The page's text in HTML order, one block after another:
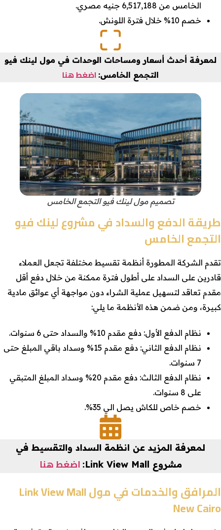
الخامس من 6,517,188 جنيه مصري.
خصم 10% خلال فترة اللونش.
لمعرفة أحدث أسعار ومساحات الوحدات في مول لينك فيو
التجمع الخامس: اضغط هنا
تصميم مول لينك فيو التجمع الخامس
طريقة الدفع والسداد في مشروع لينك فيو
التجمع الخامس
تقدم الشركة المطورة أنظمة تقسيط مختلفة تجعل العملاء
قادرين على السداد على أطول فترة ممكنة من خلال دفع أقل
مقدم تعاقد لتسهيل عملية الشراء دون مواجهة أي عوائق مادية
كبيرة، ومن ضمن هذه الأنظمة ما يلي:
نظام الدفع الأول: دفع مقدم 10% والسداد حتى 6 سنوات.
نظام الدفع الثاني: دفع مقدم 15% وسداد باقي المبلغ حتى
7 سنوات.
نظام الدفع الثالث: دفع مقدم 20% وسداد المبلغ المتبقي
على 8 سنوات.
خصم خاص للكاش يصل الي 35%.
لمعرفة المزيد عن انظمة السداد والتقسيط في
مشروع Link View Mall:
اضغط هنا
المرافق والخدمات في مول Link View Mall
New Cairo